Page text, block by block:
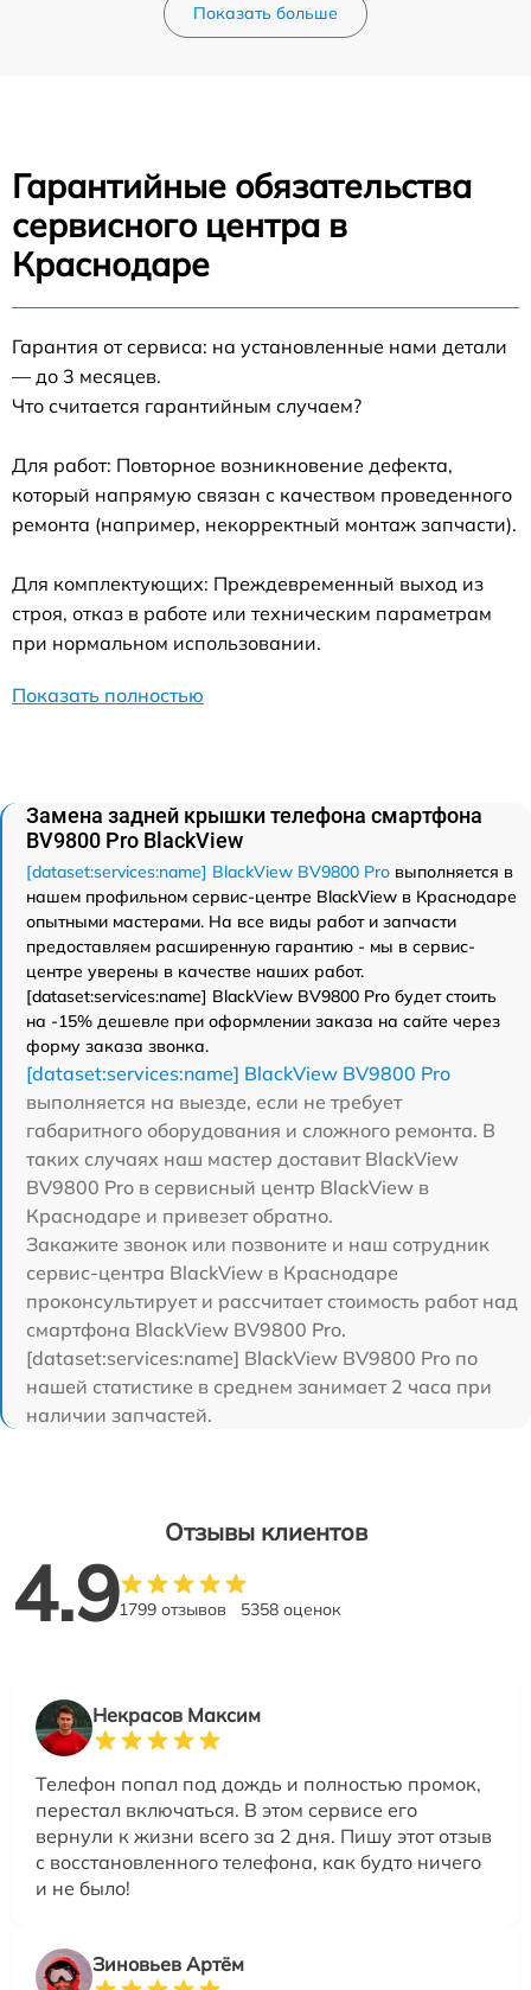
Показать больше
Гарантийные обязательства
сервисного центра в
Краснодаре
Гарантия от сервиса: на установленные нами детали
— до 3 месяцев.
Что считается гарантийным случаем?
Для работ: Повторное возникновение дефекта,
который напрямую связан с качеством проведенного
ремонта (например, некорректный монтаж запчасти).
Для комплектующих: Преждевременный выход из
строя, отказ в работе или техническим параметрам
при нормальном использовании.
Показать полностью
Замена задней крышки телефона смартфона
BV9800 Pro BlackView
[dataset:services:name] BlackView BV9800 Pro выполняется в
нашем профильном сервис-центре BlackView в Краснодаре
опытными мастерами. На все виды работ и запчасти
предоставляем расширенную гарантию - мы в сервис-
центре уверены в качестве наших работ.
[dataset:services:name] BlackView BV9800 Pro будет стоить
на -15% дешевле при оформлении заказа на сайте через
форму заказа звонка.
[dataset:services:name] BlackView BV9800 Pro
выполняется на выезде, если не требует
габаритного оборудования и сложного ремонта. В
таких случаях наш мастер доставит BlackView
BV9800 Pro в сервисный центр BlackView в
Краснодаре и привезет обратно.
Закажите звонок или позвоните и наш сотрудник
сервис-центра BlackView в Краснодаре
проконсультирует и рассчитает стоимость работ над
смартфона BlackView BV9800 Pro.
[dataset:services:name] BlackView BV9800 Pro по
нашей статистике в среднем занимает 2 часа при
наличии запчастей.
Отзывы клиентов
4.91799 отзывов 5358 оценок
Некрасов Максим
Телефон попал под дождь и полностью промок,
перестал включаться. В этом сервисе его
вернули к жизни всего за 2 дня. Пишу этот отзыв
с восстановленного телефона, как будто ничего
и не было!
Зиновьев Артём